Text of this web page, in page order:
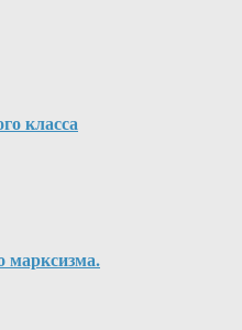
класса
марксизма.